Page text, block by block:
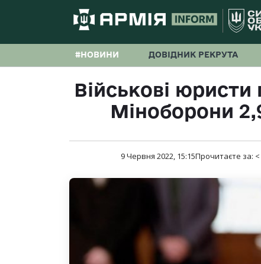
#НОВИНИ ДОВІДНИК РЕКРУТА
Військові
Міноборони
9 Червня 2022, 15:15Прочитаєте за: <